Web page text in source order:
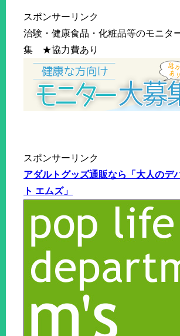
スポンサーリンク
治験・健康食品・化粧品等のモニタ
集 ★協力費あり
スポンサーリンク
アダルトグッズ通販なら「大人のデ
ト エムズ」